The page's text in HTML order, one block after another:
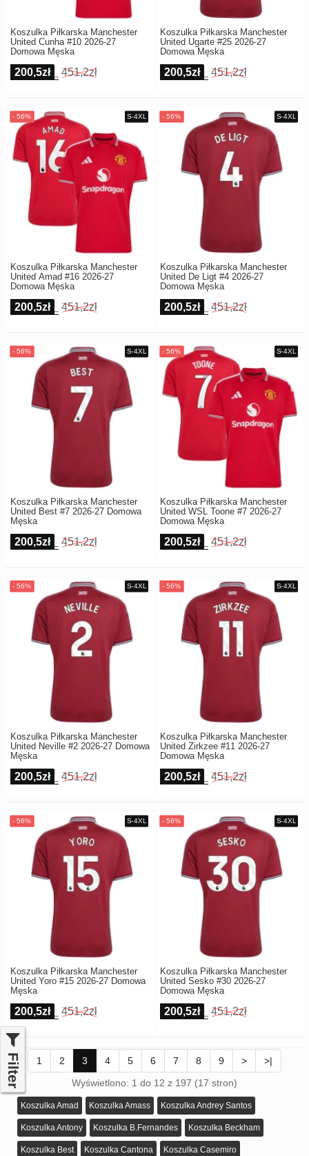
Filter
Koszulka Piłkarska Manchester
United Cunha #10 2026-27
Domowa Męska
200,5zł 451,2zł
Koszulka Piłkarska Manchester
United Ugarte #25 2026-27
Domowa Męska
200,5zł 451,2zł
Koszulka Piłkarska Manchester
United Amad #16 2026-27
Domowa Męska
200,5zł 451,2zł
Koszulka Piłkarska Manchester
United De Ligt #4 2026-27
Domowa Męska
200,5zł 451,2zł
Koszulka Piłkarska Manchester
United Best #7 2026-27 Domowa
Męska
200,5zł 451,2zł
Koszulka Piłkarska Manchester
United WSL Toone #7 2026-27
Domowa Męska
200,5zł 451,2zł
Koszulka Piłkarska Manchester
United Neville #2 2026-27 Domowa
Męska
200,5zł 451,2zł
Koszulka Piłkarska Manchester
United Zirkzee #11 2026-27
Domowa Męska
200,5zł 451,2zł
Koszulka Piłkarska Manchester
United Yoro #15 2026-27 Domowa
Męska
200,5zł 451,2zł
Koszulka Piłkarska Manchester
United Sesko #30 2026-27
Domowa Męska
200,5zł 451,2zł
1 2 3 4 5 6 7 8 9 >
>|
Wyświetlono: 1 do 12 z 197 (17 stron)
Koszulka Amad Koszulka Amass Koszulka Andrey Santos
Koszulka Antony Koszulka B.Fernandes Koszulka Beckham
Koszulka Best Koszulka Cantona Koszulka Casemiro